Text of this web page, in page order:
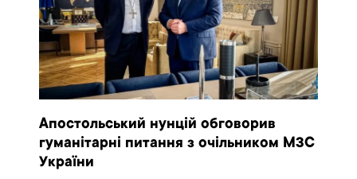
Апостольський нунцій обговорив
гуманітарні питання з очільником МЗС
України